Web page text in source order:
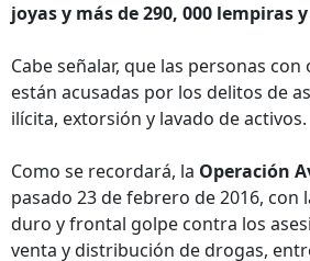
joyas y más de 290, 000 lempiras
Cabe señalar, que las personas
están acusadas por los delitos de
ilícita, extorsión y lavado de activos.
Como se recordará, la Operación
pasado 23 de febrero de 2016, con
duro y frontal golpe contra los
venta y distribución de drogas,